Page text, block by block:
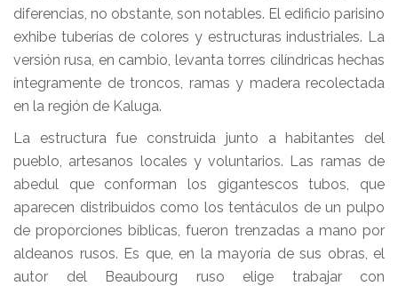
diferencias, no obstante, son notables. El edificio parisino
exhibe tuberías de colores y estructuras industriales. La
versión rusa, en cambio, levanta torres cilíndricas hechas
íntegramente de troncos, ramas y madera recolectada
en la región de Kaluga.
La estructura fue construida junto a habitantes del
pueblo, artesanos locales y voluntarios. Las ramas de
abedul que conforman los gigantescos tubos, que
aparecen distribuidos como los tentáculos de un pulpo
de proporciones bíblicas, fueron trenzadas a mano por
aldeanos rusos. Es que, en la mayoría de sus obras, el
autor del Beaubourg ruso elige trabajar con